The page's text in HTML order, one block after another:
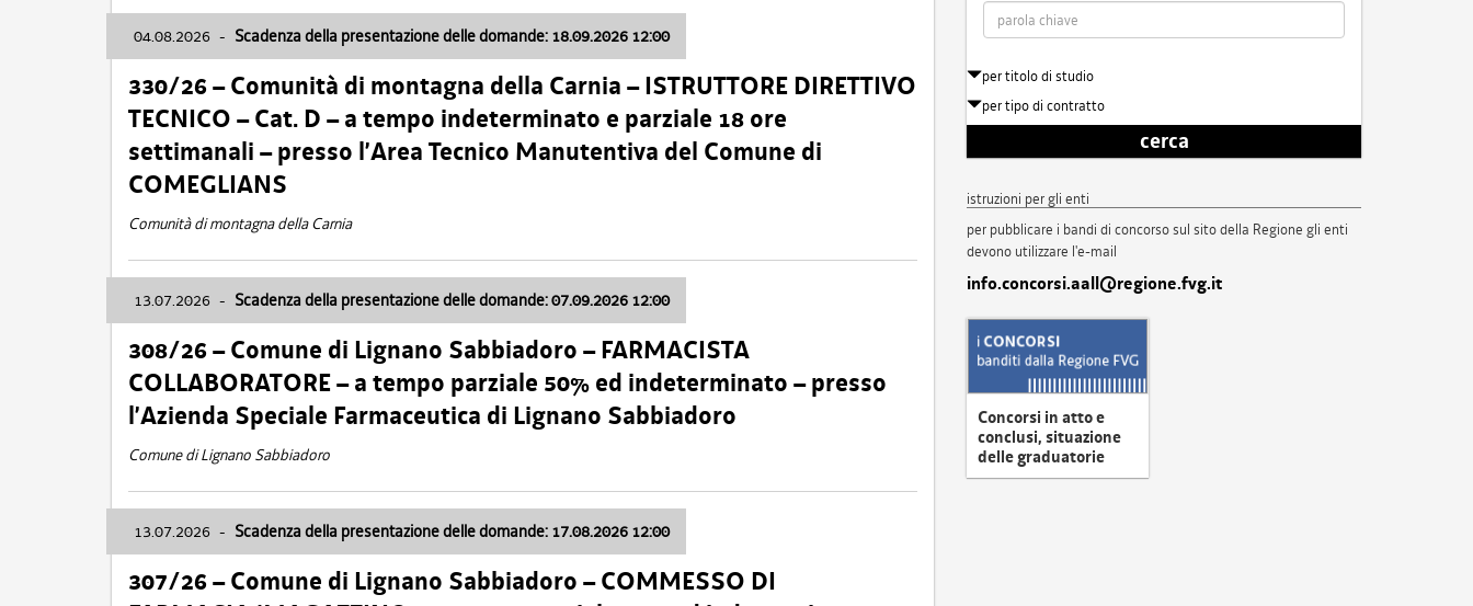
04.08.2026 - Scadenza della presentazione delle domande: 18.09.2026 12:00
330/26 – Comunità di montagna della Carnia – ISTRUTTORE DIRETTIVO
TECNICO – Cat. D – a tempo indeterminato e parziale 18 ore
settimanali – presso l’Area Tecnico Manutentiva del Comune di
COMEGLIANS
Comunità di montagna della Carnia
13.07.2026 - Scadenza della presentazione delle domande: 07.09.2026 12:00
308/26 – Comune di Lignano Sabbiadoro – FARMACISTA
COLLABORATORE – a tempo parziale 50% ed indeterminato – presso
l’Azienda Speciale Farmaceutica di Lignano Sabbiadoro
Comune di Lignano Sabbiadoro
13.07.2026 - Scadenza della presentazione delle domande: 17.08.2026 12:00
307/26 – Comune di Lignano Sabbiadoro – COMMESSO DI
per titolo di studio
per tipo di contratto
cerca
istruzioni per gli enti
per pubblicare i bandi di concorso sul sito della Regione gli enti
devono utilizzare l'e-mail
info.concorsi.aall@regione.fvg.it
Concorsi in atto e
conclusi, situazione
delle graduatorie